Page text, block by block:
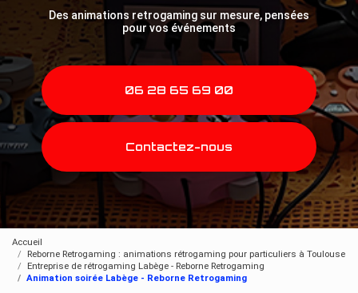
Des animations retrogaming sur mesure, pensées
pour vos événements
06 28 65 69 00
Contactez-nous
Accueil
Reborne Retrogaming : animations rétrogaming pour particuliers à Toulouse
Entreprise de rétrogaming Labège - Reborne Retrogaming
Animation soirée Labège - Reborne Retrogaming